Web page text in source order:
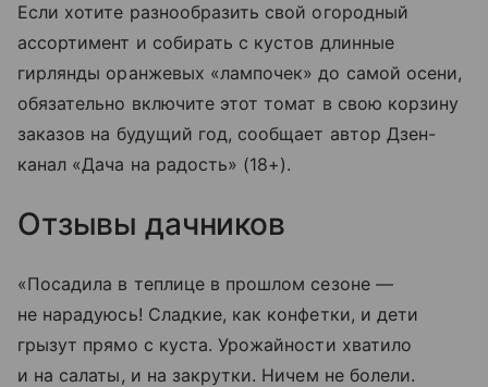
Если хотите разнообразить свой огородный
ассортимент и собирать с кустов длинные
гирлянды оранжевых «лампочек» до самой осени,
обязательно включите этот томат в свою корзину
заказов на будущий год, сообщает автор Дзен-
канал «Дача на радость» (18+).
Отзывы дачников
«Посадила в теплице в прошлом сезоне —
не нарадуюсь! Сладкие, как конфетки, и дети
грызут прямо с куста. Урожайности хватило
и на салаты, и на закрутки. Ничем не болели.